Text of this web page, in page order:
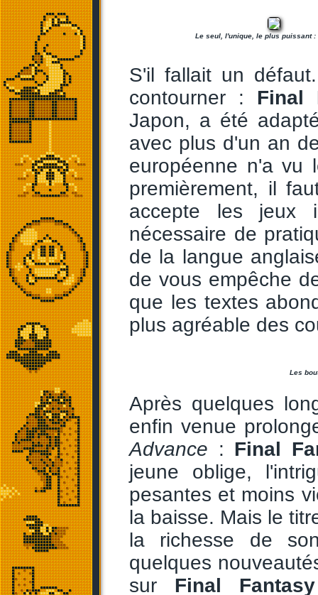
Le seul, l'unique, le plus puissant :
S'il fallait un
contourner : Final
Japon, a été
avec plus d'un an
européenne n'a vu
premièrement, il
accepte les jeux
nécessaire de
de la langue
de vous empêche
que les textes
plus agréable des
Les
Après quelques
enfin venue
Advance : Final
jeune oblige,
pesantes et moins
la baisse. Mais le
la richesse de
quelques
sur Final